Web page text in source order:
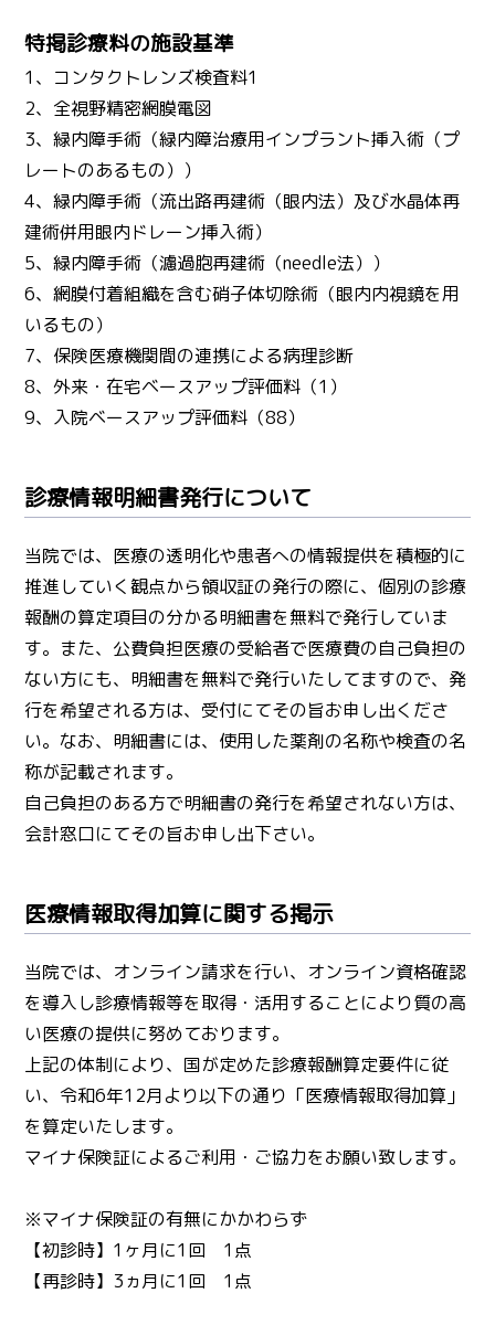
特掲診療料の施設基準
1、コンタクトレンズ検査料1
2、全視野精密網膜電図
3、緑内障手術（緑内障治療用インプラント挿入術（プ
レートのあるもの））
4、緑内障手術（流出路再建術（眼内法）及び水晶体再
建術併用眼内ドレーン挿入術）
5、緑内障手術（濾過胞再建術（needle法））
6、網膜付着組織を含む硝子体切除術（眼内内視鏡を用
いるもの）
7、保険医療機関間の連携による病理診断
8、外来・在宅ベースアップ評価料（1）
9、入院ベースアップ評価料（88）
診療情報明細書発行について
当院では、医療の透明化や患者への情報提供を積極的に
推進していく観点から領収証の発行の際に、個別の診療
報酬の算定項目の分かる明細書を無料で発行していま
す。また、公費負担医療の受給者で医療費の自己負担の
ない方にも、明細書を無料で発行いたしてますので、発
行を希望される方は、受付にてその旨お申し出くださ
い。なお、明細書には、使用した薬剤の名称や検査の名
称が記載されます。
自己負担のある方で明細書の発行を希望されない方は、
会計窓口にてその旨お申し出下さい。
医療情報取得加算に関する掲示
当院では、オンライン請求を行い、オンライン資格確認
を導入し診療情報等を取得・活用することにより質の高
い医療の提供に努めております。
上記の体制により、国が定めた診療報酬算定要件に従
い、令和6年12月より以下の通り「医療情報取得加算」
を算定いたします。
マイナ保険証によるご利用・ご協力をお願い致します。
※マイナ保険証の有無にかかわらず
【初診時】1ヶ月に1回 1点
【再診時】3ヵ月に1回 1点